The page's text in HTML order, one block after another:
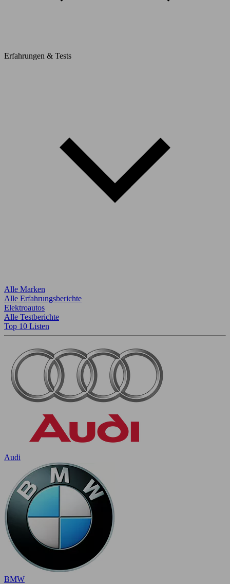
Erfahrungen & Tests
Alle Marken
Alle Erfahrungsberichte
Elektroautos
Alle Testberichte
Top 10 Listen
Audi
BMW